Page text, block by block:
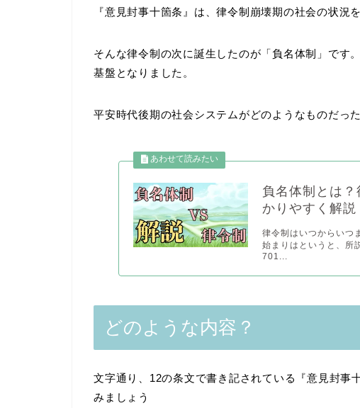
『意見封事十箇条』は、律令制崩壊期の社会の状況
そんな律令制の次に誕生したのが「負名体制」です
基盤となりました。
平安時代後期の社会システムがどのようなものだっ
負名体制とは
かりやすく解説
律令制はいつからいつ
始まりはというと、所
701...
どのような内容？
文字通り、12の条文で書き記されている『意見封事
みましょう